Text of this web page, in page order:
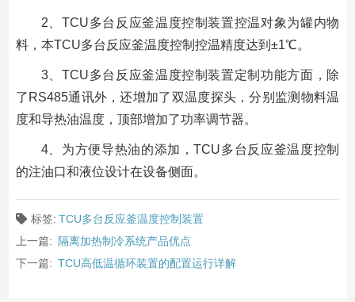
2、TCU多台反应釜温度控制装置控温对象为罐内物
料，本TCU多台反应釜温度控制控温精度达到±1℃。
3、TCU多台反应釜温度控制装置定制功能方面，除
了RS485通讯外，还增加了双温度探头，分别监测物料温
度和导热油温度，顶部增加了功率调节器。
4、为方便导热油的添加，TCU多台反应釜温度控制
的注油口和液位设计在设备侧面。
标签: TCU多台反应釜温度控制装置
上一篇: 隔离加热制冷系统产品优点
下一篇: TCU高低温循环装置的配置运行详解